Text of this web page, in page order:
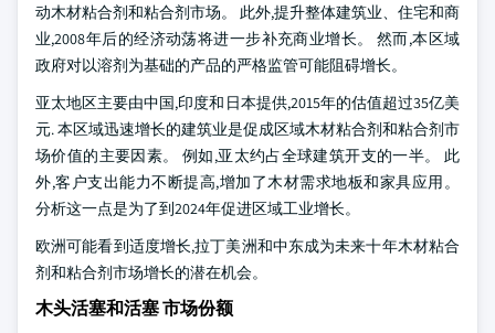
动木材粘合剂和粘合剂市场。 此外,提升整体建筑业、住宅和商
业,2008年后的经济动荡将进一步补充商业增长。 然而,本区域
政府对以溶剂为基础的产品的严格监管可能阻碍增长。
亚太地区主要由中国,印度和日本提供,2015年的估值超过35亿美
元. 本区域迅速增长的建筑业是促成区域木材粘合剂和粘合剂市
场价值的主要因素。 例如,亚太约占全球建筑开支的一半。 此
外,客户支出能力不断提高,增加了木材需求地板和家具应用。
分析这一点是为了到2024年促进区域工业增长。
欧洲可能看到适度增长,拉丁美洲和中东成为未来十年木材粘合
剂和粘合剂市场增长的潜在机会。
木头活塞和活塞 市场份额